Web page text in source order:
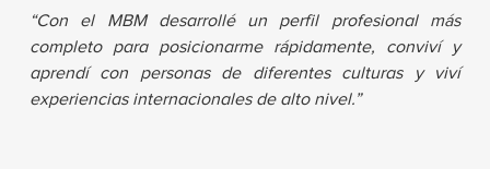
“Con el MBM desarrollé un perfil profesional más
completo para posicionarme rápidamente, conviví y
aprendí con personas de diferentes culturas y viví
experiencias internacionales de alto nivel.”